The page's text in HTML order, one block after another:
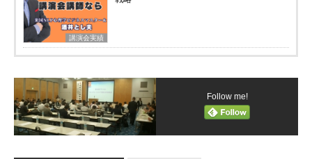
講演会実績
Follow me!